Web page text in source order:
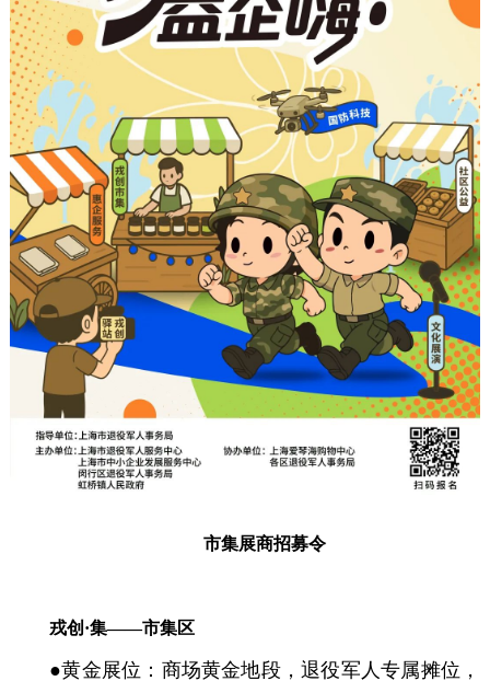
市集展商招募令
戎创·集——市集区
●黄金展位：商场黄金地段，退役军人专属摊位，